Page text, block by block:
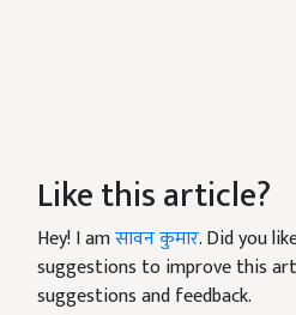
Like this article?
Hey! I amसावन कुमार. Did you
suggestions to improve this
suggestions and feedback.